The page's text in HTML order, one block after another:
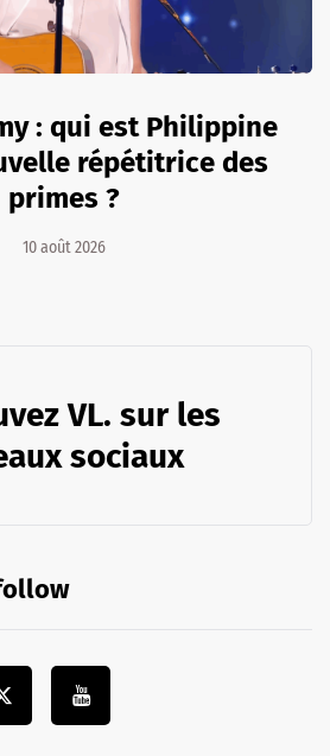
: qui est Philippine
répétitrice des
primes ?
10 août 2026
VL. sur les
sociaux